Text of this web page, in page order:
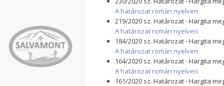
A határozat román nyelven
219/2020 sz. Határozat - Hargita
A határozat román nyelven
184/2020 sz. Határozat - Hargita
A határozat román nyelven
164/2020 sz. Határozat - Hargita
A határozat román nyelven
161/2020 sz. Határozat - Hargita